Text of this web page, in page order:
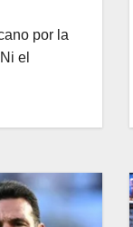
por la
el